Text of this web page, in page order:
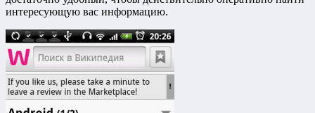
интересующую вас информацию.